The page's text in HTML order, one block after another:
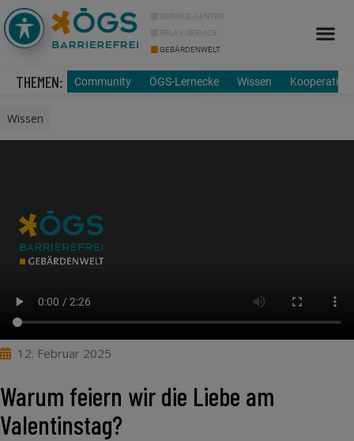
SERVICE-CENTER
RELAY-SERVICE
GEBÄRDENWELT
THEMEN: Community ÖGS-Lernecke Wissen
Wissen
12. Februar 2025
Warum feiern wir die Liebe am
Valentinstag?